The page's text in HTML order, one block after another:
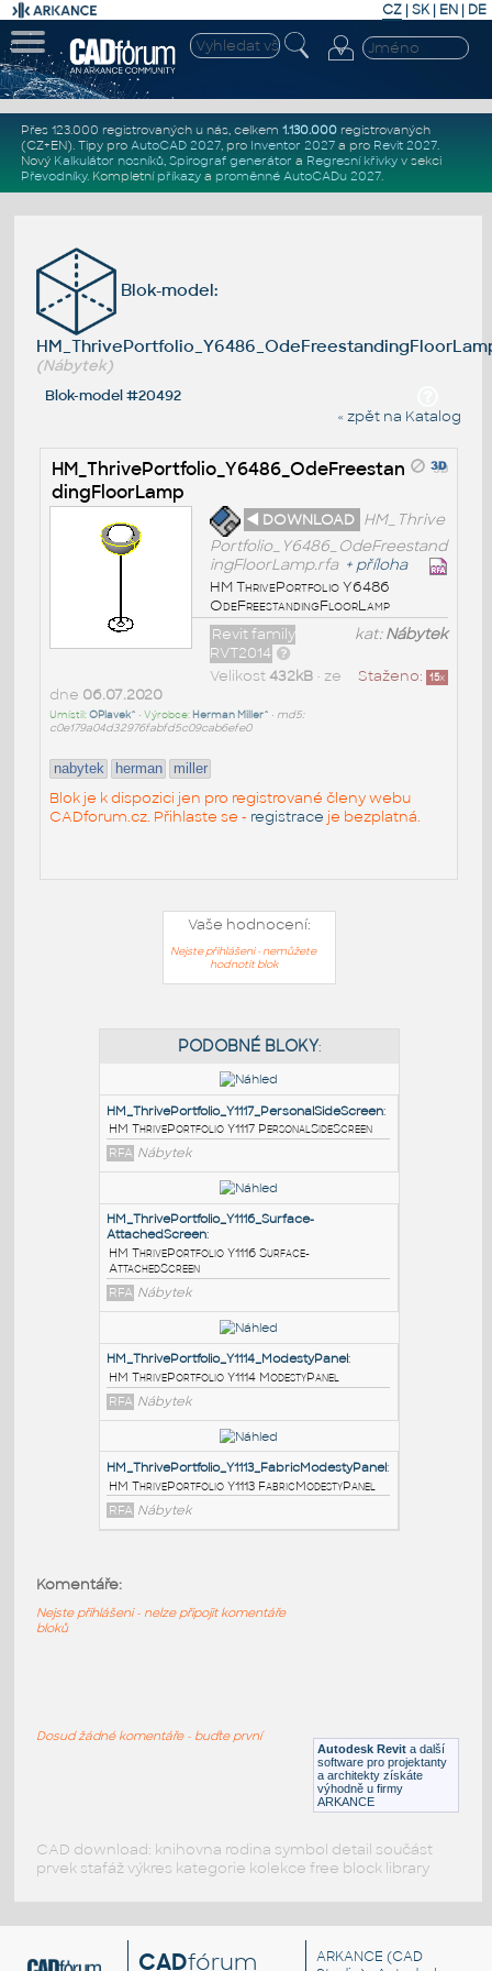
CZ | SK| EN | DE
Přes 123.000 registrovaných u nás, celkem 1.130.000registrovaných
(CZ+EN). Tipy pro AutoCAD 2027, pro Inventor 2027a pro Revit 2027.
Nový Kalkulátor nosníků, Spirograf generátor a Regresní křivkyv sekci
Převodníky. Kompletní příkazya proměnné AutoCADu 2027.
Blok-model:
(Nábytek)
Blok-model #20492
« zpět na Katalog
HM_ThrivePortfolio_Y6486_OdeFreestan
dingFloorLamp
◄ DOWNLOAD HM_Thrive
Portfolio_Y6486_OdeFreestand
ingFloorLamp.rfa + příloha
HM ThrivePortfolio Y6486
OdeFreestandingFloorLamp
kat:Nábytek
Revit family
RVT2014
Staženo: 15x
Velikost 432kB• ze
dne 06.07.2020
Umístil:OPlavek^ • Výrobce: Herman Miller^ • md5:
c0e179a04d32976fabfd5c09cab6efe0
nabytek herman miller
Blok je k dispozici jen pro registrované členy webu
CADforum.cz. Přihlaste se - registrace je bezplatná.
Vaše hodnocení:
Nejste přihlášeni - nemůžete
hodnotit blok
PODOBNÉ BLOKY
HM_ThrivePortfolio_Y1117_PersonalSideScreen
HM ThrivePortfolio Y1117 PersonalSideScreen
RFA Nábytek
HM_ThrivePortfolio_Y1116_Surface-
AttachedScreen:
HM ThrivePortfolio Y1116 Surface-
AttachedScreen
RFA Nábytek
HM ThrivePortfolio Y1114 ModestyPanel
HM_ThrivePortfolio_Y1113_FabricModestyPanel
HM ThrivePortfolio Y1113 FabricModestyPanel
Autodesk Revit a další
software pro projektanty
a architekty získáte
výhodně u firmy
ARKANCE
Komentáře:
Nejste přihlášeni - nelze připojit komentáře
bloků
Dosud žádné komentáře - buďte první
CAD download: knihovna rodina symbol detail součást
prvek stafáž výkres kategorie kolekce free block library
CADfórum ARKANCE (CAD